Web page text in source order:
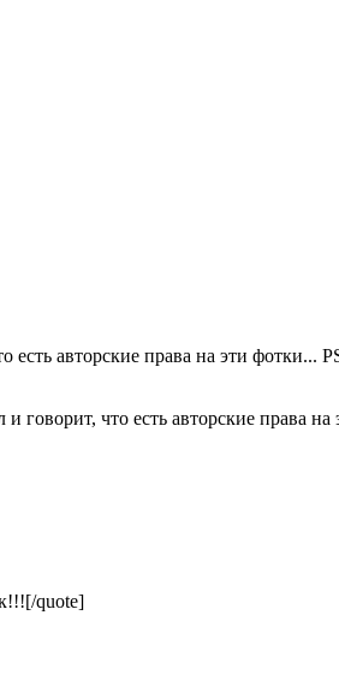
авторские права на эти фотки...
говорит, что есть авторские права
quote]